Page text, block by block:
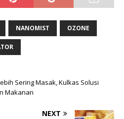
NANOMIST OZONE
Sering Masak, Kulkas Solusi
Makanan
NEXT